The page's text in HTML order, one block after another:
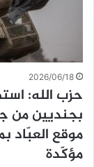
2026/06/18
حزب الله:
بجنديين من
موقع العبّاد
مؤكّدة